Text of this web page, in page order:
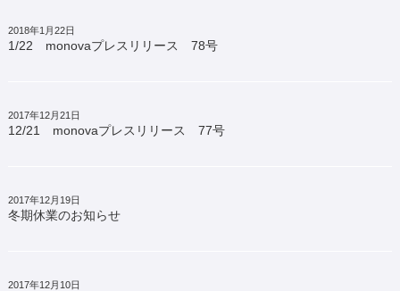
2018年1月22日
1/22 monovaプレスリリース 78号
2017年12月21日
12/21 monovaプレスリリース 77号
2017年12月19日
冬期休業のお知らせ
2017年12月10日